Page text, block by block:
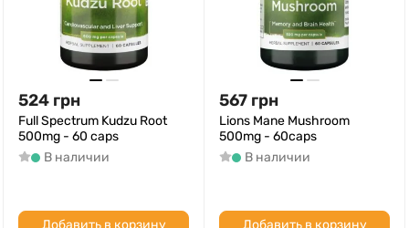
524 грн
Full Spectrum Kudzu Root
500mg - 60 caps
В наличии
Добавить в корзину
567 грн
Lions Mane Mushroom
500mg - 60caps
В наличии
Добавить в корзину